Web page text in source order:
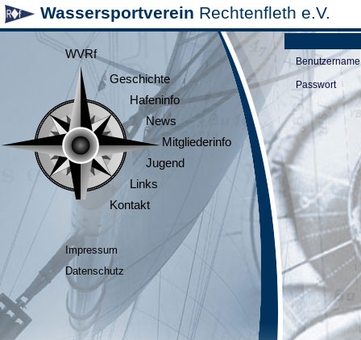
Wassersportverein Rechtenfleth e.V.
WVRf
Geschichte
Hafeninfo
News
Mitgliederinfo
Jugend
Links
Kontakt
Impressum
Datenschutz
Benutzername
Passwort